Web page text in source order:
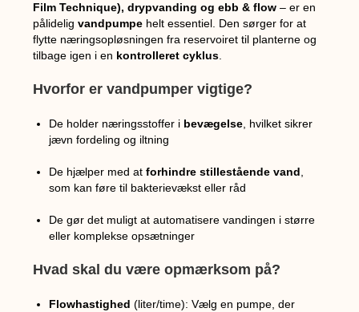
Film Technique), drypvanding og ebb & flow – er en
pålideligvandpumpe helt essentiel. Den sørger for at
flytte næringsopløsningen fra reservoiret til planterne og
tilbage igen i en kontrolleret cyklus
Hvorfor er vandpumper vigtige?
De holder næringsstoffer i bevægelse , hvilket sikrer
jævn fordeling og iltning
De hjælper med atforhindre stillestående vand
som kan føre til bakterievækst eller råd
De gør det muligt at automatisere vandingen i større
eller komplekse opsætninger
Hvad skal du være opmærksom på?
Flowhastighed (liter/time): Vælg en pumpe, der